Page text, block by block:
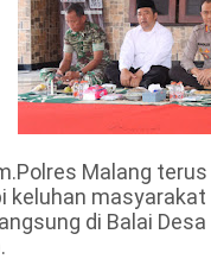
Malang
keluhan
di Balai